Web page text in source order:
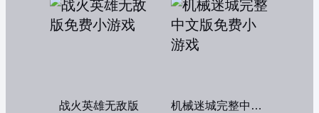
战火英雄无敌版 机械迷城完整中文版